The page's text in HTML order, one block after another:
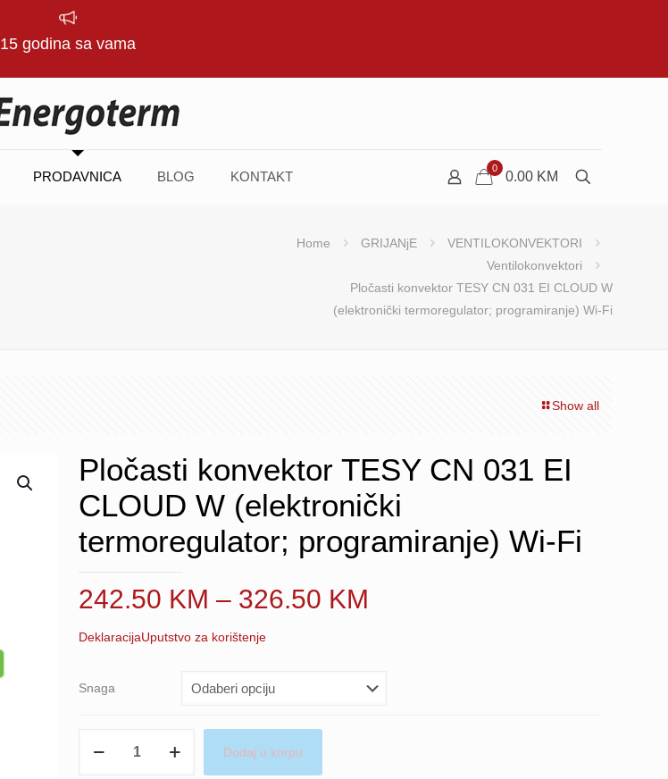
15 godina sa vama
PRODAVNICA BLOG KONTAKT
0
0.00 KM
Home GRIJANjE
VENTILOKONVEKTORI
Ventilokonvektori
Pločasti konvektor TESY CN 031 EI CLOUD W
(elektronički termoregulator; programiranje) Wi-Fi
Show all
Pločasti konvektor TESY CN 031 EI
CLOUD W (elektronički
termoregulator; programiranje) Wi-Fi
242.50 KM – 326.50 KM
through
DeklaracijaUputstvo za korištenje
Snaga
Dodaj u korpu